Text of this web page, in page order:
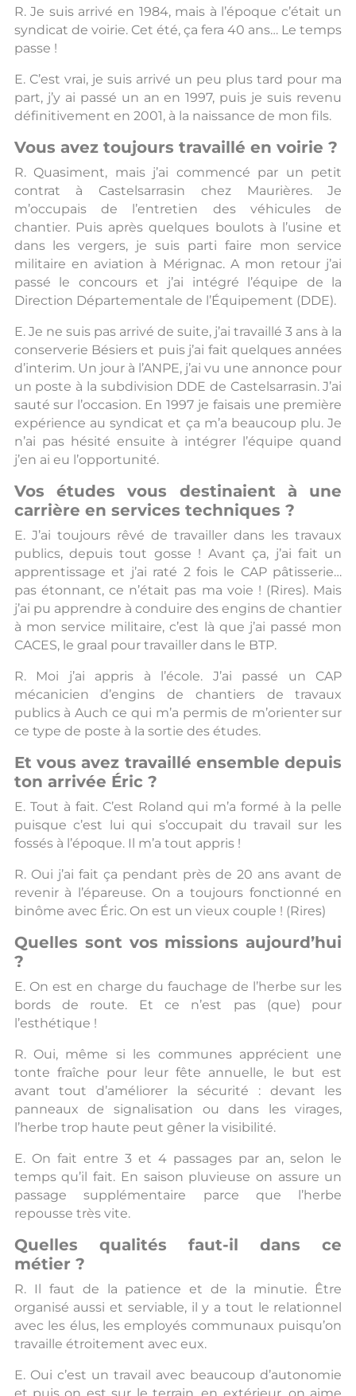
R. Je suis arrivé en 1984, mais à l’époque c’était un
syndicat de voirie. Cet été, ça fera 40 ans… Le temps
passe !
E. C’est vrai, je suis arrivé un peu plus tard pour ma
part, j’y ai passé un an en 1997, puis je suis revenu
définitivement en 2001, à la naissance de mon fils.
Vous avez toujours travaillé en voirie ?
R. Quasiment, mais j’ai commencé par un petit
contrat à Castelsarrasin chez Maurières. Je
m’occupais de l’entretien des véhicules de
chantier. Puis après quelques boulots à l’usine et
dans les vergers, je suis parti faire mon service
militaire en aviation à Mérignac. A mon retour j’ai
passé le concours et j’ai intégré l’équipe de la
Direction Départementale de l’Équipement (DDE).
E. Je ne suis pas arrivé de suite, j’ai travaillé 3 ans à la
conserverie Bésiers et puis j’ai fait quelques années
d’interim. Un jour à l’ANPE, j’ai vu une annonce pour
un poste à la subdivision DDE de Castelsarrasin. J’ai
sauté sur l’occasion. En 1997 je faisais une première
expérience au syndicat et ça m’a beaucoup plu. Je
n’ai pas hésité ensuite à intégrer l’équipe quand
j’en ai eu l’opportunité.
Vos études vous destinaient à une
carrière en services techniques ?
E. J’ai toujours rêvé de travailler dans les travaux
publics, depuis tout gosse ! Avant ça, j’ai fait un
apprentissage et j’ai raté 2 fois le CAP pâtisserie…
pas étonnant, ce n’était pas ma voie ! (Rires). Mais
j’ai pu apprendre à conduire des engins de chantier
à mon service militaire, c’est là que j’ai passé mon
CACES, le graal pour travailler dans le BTP.
R. Moi j’ai appris à l’école. J’ai passé un CAP
mécanicien d’engins de chantiers de travaux
publics à Auch ce qui m’a permis de m’orienter sur
ce type de poste à la sortie des études.
Et vous avez travaillé ensemble depuis
ton arrivée Éric ?
E. Tout à fait. C’est Roland qui m’a formé à la pelle
puisque c’est lui qui s’occupait du travail sur les
fossés à l’époque. Il m’a tout appris !
R. Oui j’ai fait ça pendant près de 20 ans avant de
revenir à l’épareuse. On a toujours fonctionné en
binôme avec Éric. On est un vieux couple ! (Rires)
Quelles sont vos missions aujourd’hui
?
E. On est en charge du fauchage de l’herbe sur les
bords de route. Et ce n’est pas (que) pour
l’esthétique !
R. Oui, même si les communes apprécient une
tonte fraîche pour leur fête annuelle, le but est
avant tout d’améliorer la sécurité : devant les
panneaux de signalisation ou dans les virages,
l’herbe trop haute peut gêner la visibilité.
E. On fait entre 3 et 4 passages par an, selon le
temps qu’il fait. En saison pluvieuse on assure un
passage supplémentaire parce que l’herbe
repousse très vite.
Quelles qualités faut-il dans ce
métier ?
R. Il faut de la patience et de la minutie. Être
organisé aussi et serviable, il y a tout le relationnel
avec les élus, les employés communaux puisqu’on
travaille étroitement avec eux.
E. Oui c’est un travail avec beaucoup d’autonomie